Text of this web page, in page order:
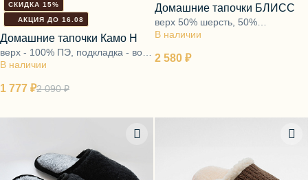
СКИДКА 15%
АКЦИЯ ДО 16.08
1 777 ₽2 090 ₽
В наличии
Домашние тапочки Камо Н
верх - 100% ПЭ, подкладка - ворс
100% шерсть, подошва - ЭВА
2 580 ₽
В наличии
Домашние тапочки БЛИСС
верх 50% шерсть, 50%
полиэфир, подкладка - ворс